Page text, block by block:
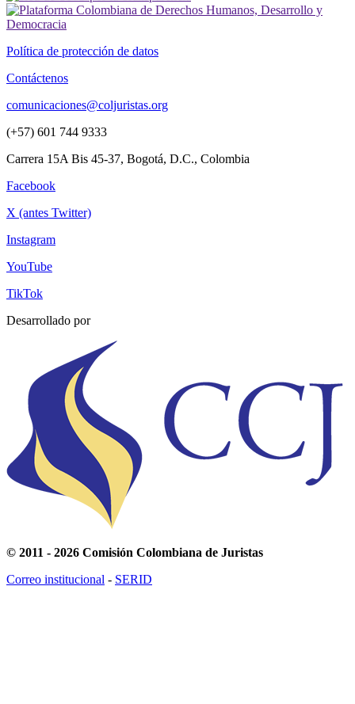
Política de protección de datos
Contáctenos
comunicaciones@coljuristas.org
(+57) 601 744 9333
Carrera 15A Bis 45-37, Bogotá, D.C., Colombia
Facebook
X (antes Twitter)
Instagram
YouTube
TikTok
Desarrollado por
© 2011 - 2026 Comisión Colombiana de Juristas
Correo institucional - SERID